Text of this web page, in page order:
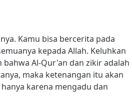
Kamu bisa bercerita pada
kepada Allah. Keluhkan
Al-Qur'an dan zikir adalah
maka ketenangan itu akan
karena mengadu dan